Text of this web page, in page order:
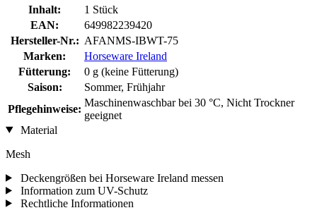
Inhalt:
1 Stück
EAN:
649982239420
Hersteller-Nr.: AFANMS-IBWT-75
Marken:
Horseware Ireland
Fütterung:
0 g (keine Fütterung)
Saison:
Sommer, Frühjahr
Pflegehinweise:
Maschinenwaschbar bei 30 °C, Nicht Trockner
geeignet
Material
Mesh
Deckengrößen bei Horseware Ireland messen
Information zum UV-Schutz
Rechtliche Informationen